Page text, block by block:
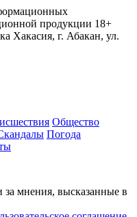
продукции 18+
Хакасия, г. Абакан, ул.
Общество
Погода
за мнения, высказанные в